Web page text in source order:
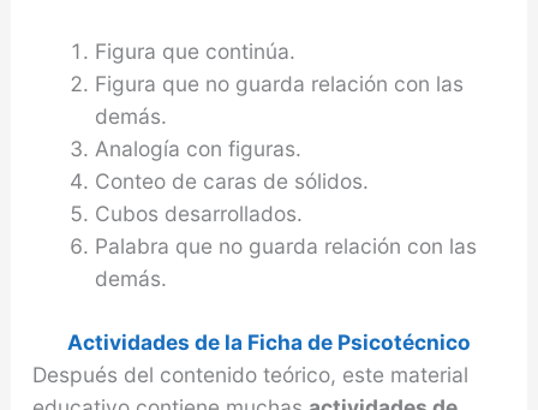
Figura que continúa.
Figura que no guarda relación con las
demás.
Analogía con figuras.
Conteo de caras de sólidos.
Cubos desarrollados.
Palabra que no guarda relación con las
demás.
Actividades de la Ficha de Psicotécnico
Después del contenido teórico, este material